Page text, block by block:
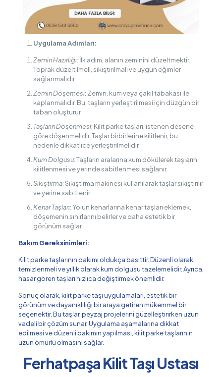
Uygulama Adımları:
Zemin Hazırlığı: İlk adım, alanın zeminini düzeltmektir.
Toprak düzeltilmeli, sıkıştırılmalı ve uygun eğimler
sağlanmalıdır.
Zemin Döşemesi: Zemin, kum veya çakıl tabakası ile
kaplanmalıdır. Bu, taşların yerleştirilmesi için düzgün bir
taban oluşturur.
Taşların Döşenmesi: Kilit parke taşları, istenen desene
göre döşenmelidir. Taşlar birbirlerine kilitlenir, bu
nedenle dikkatlice yerleştirilmelidir.
Kum Dolgusu: Taşların aralarına kum dökülerek taşların
kilitlenmesi ve yerinde sabitlenmesi sağlanır.
Sıkıştırma: Sıkıştırma makinesi kullanılarak taşlar sıkıştırılır
ve yerine sabitlenir.
Kenar Taşları: Yolun kenarlarına kenar taşları eklemek,
döşemenin sınırlarını belirler ve daha estetik bir
görünüm sağlar.
Bakım Gereksinimleri:
Kilit parke taşlarının bakımı oldukça basittir. Düzenli olarak
temizlenmeli ve yıllık olarak kum dolgusu tazelemelidir. Ayrıca,
hasar gören taşları hızlıca değiştirmek önemlidir.
Sonuç olarak, kilit parke taşı uygulamaları, estetik bir
görünüm ve dayanıklılığı bir araya getiren mükemmel bir
seçenektir. Bu taşlar, peyzaj projelerini güzelleştirirken uzun
vadeli bir çözüm sunar. Uygulama aşamalarına dikkat
edilmesi ve düzenli bakımın yapılması, kilit parke taşlarının
uzun ömürlü olmasını sağlar.
Ferhatpaşa Kilit Taşı Ustası